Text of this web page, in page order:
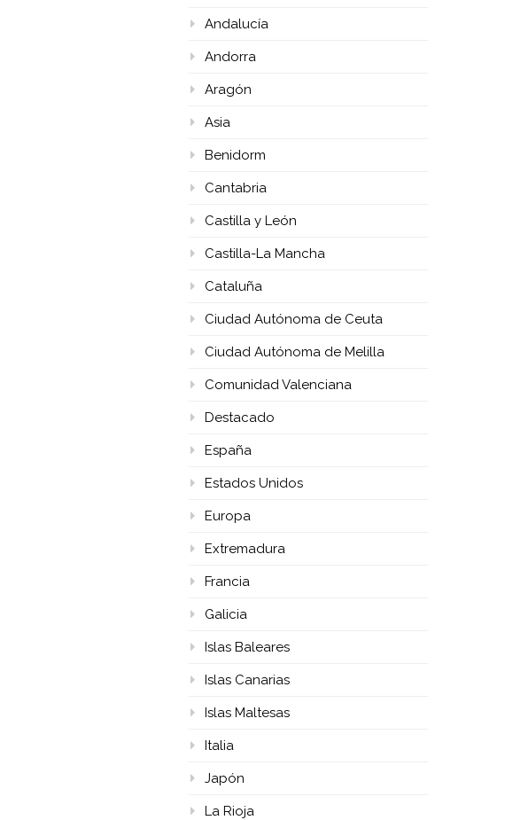
Andalucía
Andorra
Aragón
Asia
Benidorm
Cantabria
Castilla y León
Castilla-La Mancha
Cataluña
Ciudad Autónoma de Ceuta
Ciudad Autónoma de Melilla
Comunidad Valenciana
Destacado
España
Estados Unidos
Europa
Extremadura
Francia
Galicia
Islas Baleares
Islas Canarias
Islas Maltesas
Italia
Japón
La Rioja